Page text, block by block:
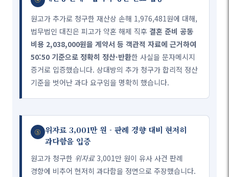
원고가 추가로 청구한 재산상 손해 1,976,481원에 대해,
법무법인 대진은 피고가 약혼 해제 직후 결혼 준비 공동
비용 2,038,000원을 계약서 등 객관적 자료에 근거하여
50:50 기준으로 정확히 정산·반환한 사실을 문자메시지
증거로 입증했습니다. 상대방의 추가 청구가 합리적 정산
기준을 벗어난 과다 요구임을 명확히 했습니다.
⑤ 위자료 3,001만 원 - 판례 경향 대비 현저히
과다함을 입증
원고가 청구한 위자료3,001만 원이 유사 사건 판례
경향에 비추어 현저히 과다함을 정면으로 주장했습니다.